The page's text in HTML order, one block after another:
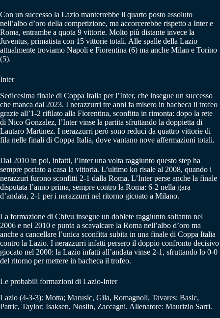
Con un successo la Lazio manterrebbe il quarto posto assoluto
nell’albo d’oro della competizione, ma accorcerebbe rispetto a Inter e
Roma, entrambe a quota 9 vittorie. Molto più distante invece la
Juventus, primatista con 15 vittorie totali. Alle spalle della Lazio
attualmente troviamo Napoli e Fiorentina (6) ma anche Milan e Torino
(5).
Inter
Sedicesima finale di Coppa Italia per l’Inter, che insegue un successo
che manca dal 2023. I nerazzurri tre anni fa misero in bacheca il trofeo
grazie all’1-2 rifilato alla Fiorentina, sconfitta in rimonta: dopo la rete
di Nico Gonzalez, l’Inter vinse la partita sfruttando la doppietta di
Lautaro Martinez. I nerazzurri però sono reduci da quattro vittorie di
fila nelle finali di Coppa Italia, dove vantano nove affermazioni totali.
Dal 2010 in poi, infatti, l’Inter una volta raggiunto questo step ha
sempre portato a casa la vittoria. L’ultimo ko risale al 2008, quando i
nerazzuri furono sconfitti 2-1 dalla Roma. L’Inter perse anche la finale
disputata l’anno prima, sempre contro la Roma: 6-2 nella gara
d’andata, 2-1 per i nerazzurri nel ritorno gicoato a Milano.
La formazione di Chivu insegue un doblete raggiunto soltanto nel
2006 e nel 2010 e punta a scavalcare la Roma nell’albo d’oro ma
anche a cancellare l’unica sconfitta subita in una finale di Coppa Italia
contro la Lazio. I nerazzurri infatti persero il doppio confronto decisivo
giocato nel 2000: la Lazio infatti all’andata vinse 2-1, sfruttando lo 0-0
del ritorno per mettere in bacheca il trofeo.
Le probabili formazioni di Lazio-Inter
Lazio (4-3-3): Motta; Marusic, Gila, Romagnoli, Tavares; Basic,
Patric, Taylor; Isaksen, Noslin, Zaccagni. Allenatore: Maurizio Sarri.